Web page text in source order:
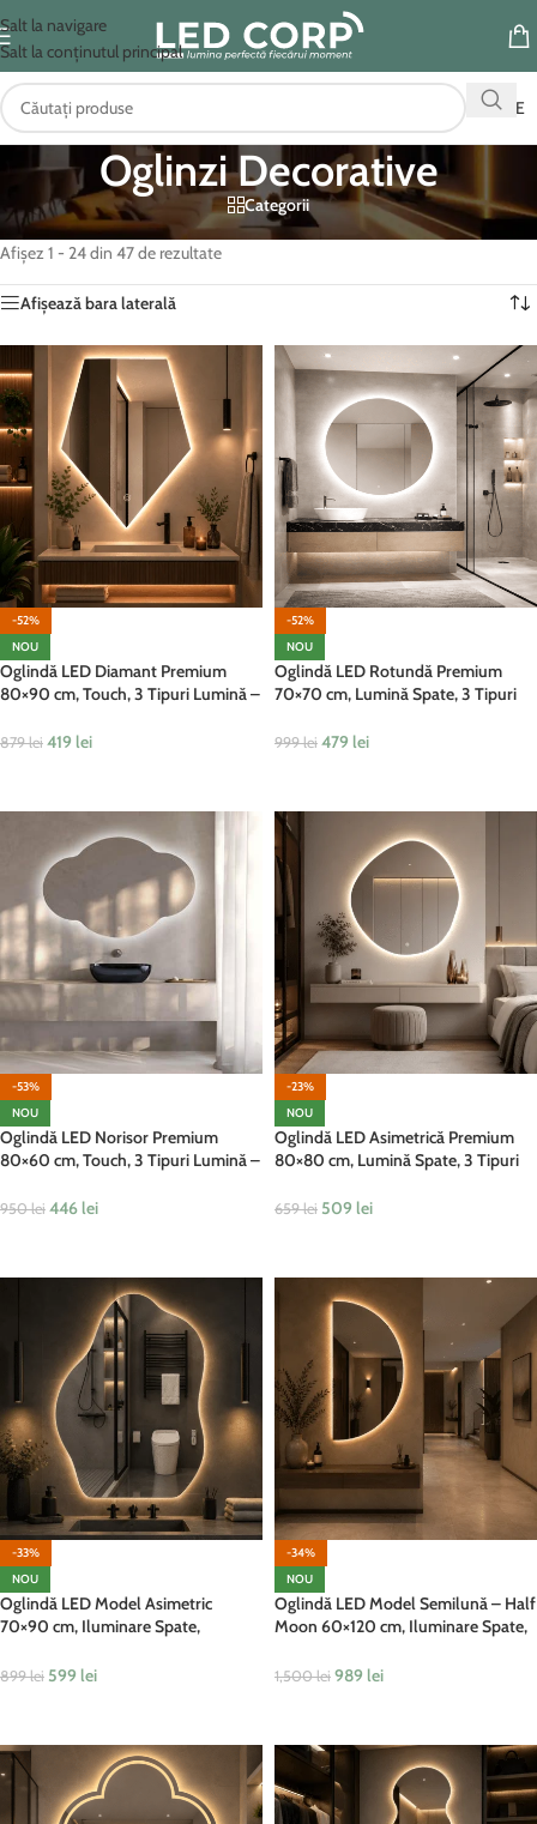
Salt la navigare
Salt la conținutul principal
OFERTE
Oglinzi Decorative
Categorii
Prima pagină/Oglinzi LED baie/Oglinzi Decorative
Afișez 1 - 24 din 47 de rezultate
Afișează bara laterală
-52%
NOU
Oglindă LED Diamant Premium
80×90 cm, Touch, 3 Tipuri Lumină –
879lei 419 lei
-52%
NOU
Oglindă LED Rotundă Premium
70×70 cm, Lumină Spate, 3 Tipuri
999lei 479 lei
-53%
NOU
Oglindă LED Norisor Premium
80×60 cm, Touch, 3 Tipuri Lumină –
950lei 446 lei
-23%
NOU
Oglindă LED Asimetrică Premium
80×80 cm, Lumină Spate, 3 Tipuri
659lei 509 lei
-33%
NOU
Oglindă LED Model Asimetric
70×90 cm, Iluminare Spate,
Touch, Model Shadow
899lei 599 lei
-34%
NOU
Oglindă LED Model Semilună – Half
Moon 60×120 cm, Iluminare Spate,
1,500lei 989 lei